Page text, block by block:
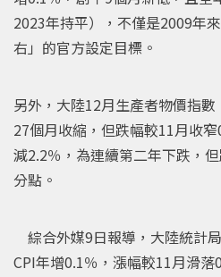
2023年持平），不僅是2009年
右」的官方設定目標。
另外，大陸12月生產者物價指
27個月收縮，但跌幅較11月收
減2.2％，為連續第二年下跌，
分點。
綜合外媒9日報導，大陸統計
CPI年增0.1％，漲幅較11月滑